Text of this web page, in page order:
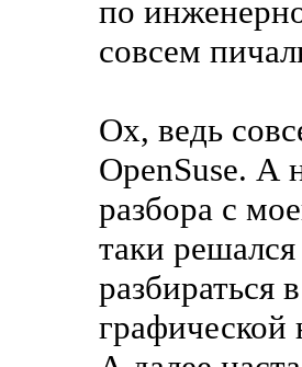
по
совсем
Ох, ведь
OpenSuse. А
разбора с
таки
разбираться
графической